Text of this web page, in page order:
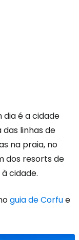
dia é a cidade
linhas de
na praia, no
dos resorts de
cidade.
guia de Corfue